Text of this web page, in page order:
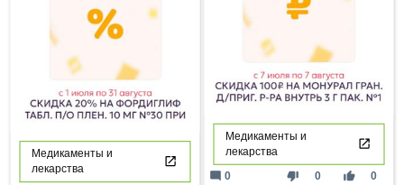
Медикаменты и
лекарства
thumb_down 0 thumb_up 0
mode_comment 0
Медикаменты и
лекарства